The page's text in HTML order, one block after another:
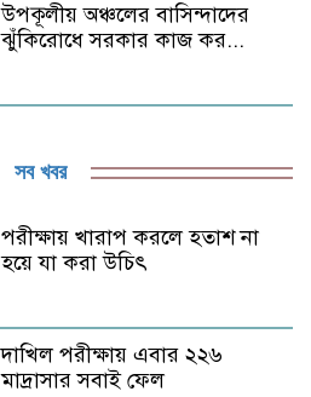
উপকূলীয় অঞ্চলের বাসিন্দাদের
ঝুঁকিরোধে সরকার কাজ কর...
সব খবর
পরীক্ষায় খারাপ করলে হতাশ না
হয়ে যা করা উচিৎ
দাখিল পরীক্ষায় এবার ২২৬
মাদ্রাসার সবাই ফেল